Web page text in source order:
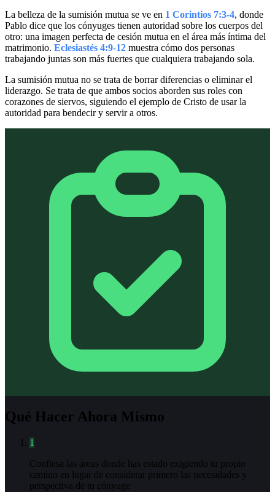
La belleza de la sumisión mutua se ve en 1 Corintios 7:3-4, donde
Pablo dice que los cónyuges tienen autoridad sobre los cuerpos del
otro: una imagen perfecta de cesión mutua en el área más íntima del
matrimonio. Eclesiastés 4:9-12 muestra cómo dos personas
trabajando juntas son más fuertes que cualquiera trabajando sola.
La sumisión mutua no se trata de borrar diferencias o eliminar el
liderazgo. Se trata de que ambos socios aborden sus roles con
corazones de siervos, siguiendo el ejemplo de Cristo de usar la
autoridad para bendecir y servir a otros.
Qué Hacer Ahora Mismo
1
Confiesa las áreas donde has estado exigiendo tu propio
camino en lugar de considerar primero las necesidades y
perspectiva de tu cónyuge